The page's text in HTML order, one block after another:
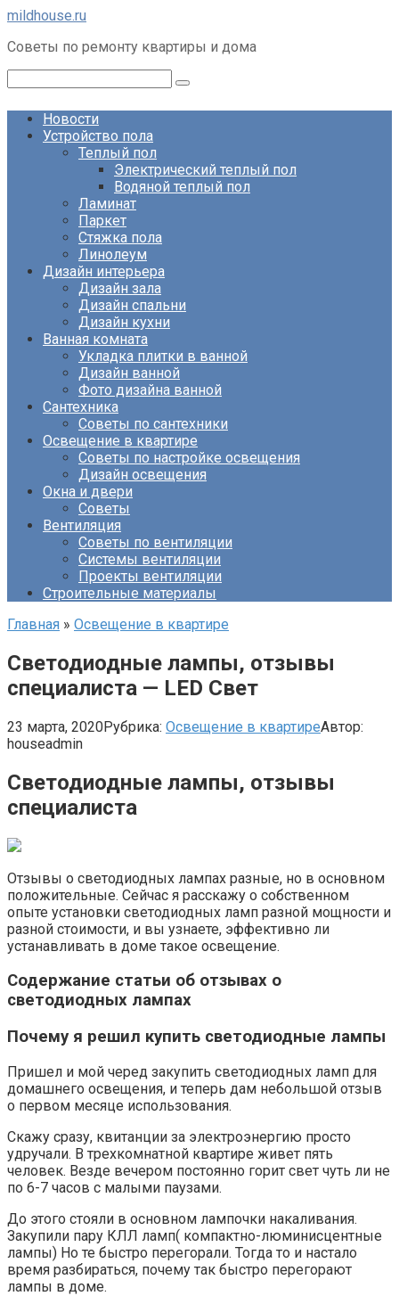
Перейти
контенту
mildhouse.ru
Советы по ремонту квартиры и дома
Новости
Устройство пола
Теплый пол
Электрический теплый пол
Водяной теплый пол
Ламинат
Паркет
Стяжка пола
Линолеум
Дизайн интерьера
Дизайн зала
Дизайн спальни
Дизайн кухни
Ванная комната
Укладка плитки в ванной
Дизайн ванной
Фото дизайна ванной
Сантехника
Советы по сантехники
Освещение в квартире
Советы по настройке освещения
Дизайн освещения
Окна и двери
Советы
Вентиляция
Советы по вентиляции
Системы вентиляции
Проекты вентиляции
Строительные материалы
Главная » Освещение в квартире
Светодиодные лампы, отзывы
специалиста — LED Свет
23 марта, 2020Рубрика: Освещение в квартиреАвтор:
houseadmin
Светодиодные лампы, отзывы
специалиста
Отзывы о светодиодных лампах разные, но в основном
положительные. Сейчас я расскажу о собственном
опыте установки светодиодных ламп разной мощности и
разной стоимости, и вы узнаете, эффективно ли
устанавливать в доме такое освещение.
Содержание статьи об отзывах о
светодиодных лампах
Почему я решил купить светодиодные лампы
Пришел и мой черед закупить светодиодных ламп для
домашнего освещения, и теперь дам небольшой отзыв
о первом месяце использования.
Скажу сразу, квитанции за электроэнергию просто
удручали. В трехкомнатной квартире живет пять
человек. Везде вечером постоянно горит свет чуть ли не
по 6-7 часов с малыми паузами.
До этого стояли в основном лампочки накаливания.
Закупили пару КЛЛ ламп( компактно-люминисцентные
лампы) Но те быстро перегорали. Тогда то и настало
время разбираться, почему так быстро перегорают
лампы в доме.